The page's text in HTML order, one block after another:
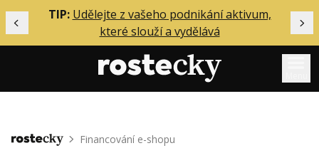
Předchozí
TIP: Udělejte z vašeho podnikání aktivum,
které slouží a vydělává
Podcasty
Domů Financování e-shopu